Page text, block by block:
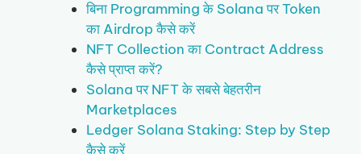
बिना Programming के Solana पर Token
का Airdrop कैसे करें
NFT Collection का Contract Address
कैसे प्राप्त करें?
Solana पर NFT के सबसे बेहतरीन
Marketplaces
Ledger Solana Staking: Step by Step
कैसे करें